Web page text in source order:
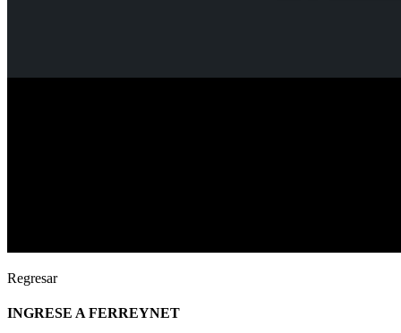
Regresar
INGRESE A FERREYNET